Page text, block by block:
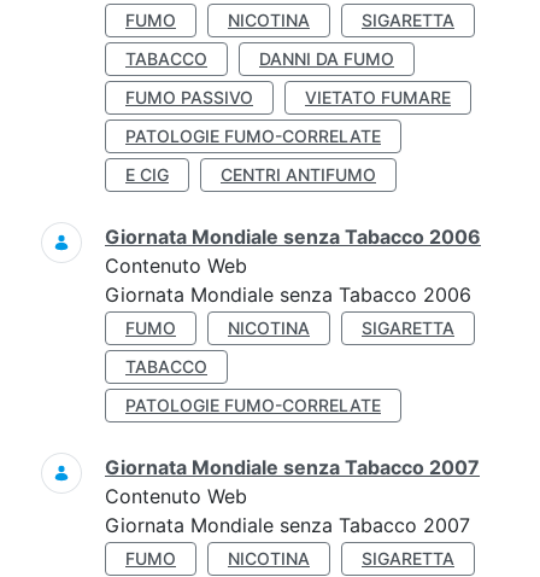
FUMO NICOTINA
SIGARETTA
TABACCO
DANNI DA FUMO
FUMO PASSIVO
VIETATO FUMARE
PATOLOGIE FUMO-CORRELATE
E CIG
CENTRI ANTIFUMO
Giornata Mondiale senza Tabacco 2006
Contenuto Web
Giornata Mondiale senza Tabacco 2006
FUMO NICOTINA
SIGARETTA
TABACCO
PATOLOGIE FUMO-CORRELATE
Giornata Mondiale senza Tabacco 2007
Contenuto Web
Giornata Mondiale senza Tabacco 2007
FUMO NICOTINA
SIGARETTA